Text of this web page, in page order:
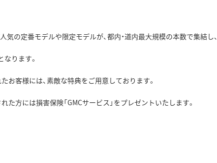
人気の定番モデルや限定モデルが、都内・道内最大規模の本数で集結し、
ります。
お客様には、素敵な特典をご用意しております。
た方には損害保険「GMCサービス」をプレゼントいたします。